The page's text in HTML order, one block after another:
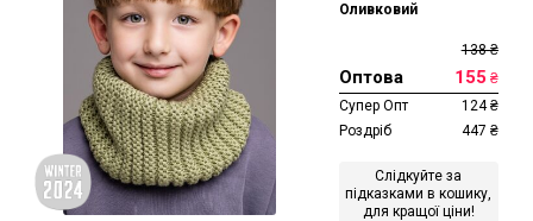
Оливковий
138 ₴
Оптова 155 ₴
Супер Опт
124₴
Роздріб
447 ₴
Слідкуйте за
підказками в кошику,
для кращої ціни!